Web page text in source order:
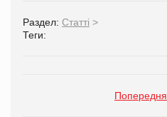
Раздел: Статті >
Теги:
Попередня